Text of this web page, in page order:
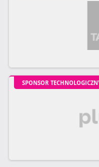
SPONSOR